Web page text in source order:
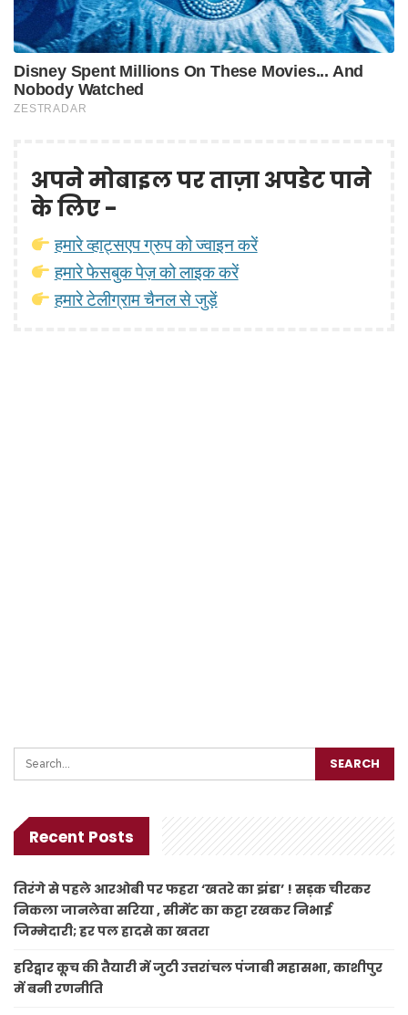
अपने मोबाइल पर ताज़ा अपडेट पाने
के लिए -
हमारे व्हाट्सएप ग्रुप को ज्वाइन करें
हमारे फेसबुक पेज़ को लाइक करें
हमारे टेलीग्राम चैनल से जुड़ें
Recent Posts
तिरंगे से पहले आरओबी पर फहरा ‘खतरे का झंडा’ ! सड़क चीरकर
निकला जानलेवा सरिया , सीमेंट का कट्टा रखकर निभाई
जिम्मेदारी; हर पल हादसे का खतरा
हरिद्वार कूच की तैयारी में जुटी उत्तरांचल पंजाबी महासभा, काशीपुर
में बनी रणनीति